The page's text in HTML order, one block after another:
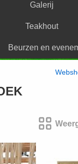
Galerij
Teakhout
Beurzen en